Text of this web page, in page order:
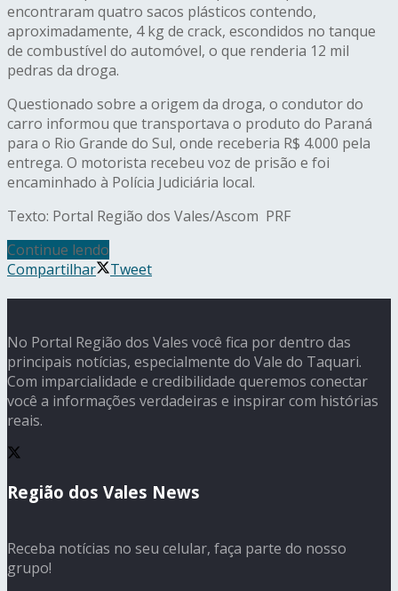
encontraram quatro sacos plásticos contendo,
aproximadamente, 4 kg de crack, escondidos no tanque
de combustível do automóvel, o que renderia 12 mil
pedras da droga.
Questionado sobre a origem da droga, o condutor do
carro informou que transportava o produto do Paraná
para o Rio Grande do Sul, onde receberia R$ 4.000 pela
entrega. O motorista recebeu voz de prisão e foi
encaminhado à Polícia Judiciária local.
Texto: Portal Região dos Vales/Ascom PRF
Continue lendo
Compartilhar
Tweet
No Portal Região dos Vales você fica por dentro das
principais notícias, especialmente do Vale do Taquari.
Com imparcialidade e credibilidade queremos conectar
você a informações verdadeiras e inspirar com histórias
reais.
Região dos Vales News
Receba notícias no seu celular, faça parte do nosso
grupo!